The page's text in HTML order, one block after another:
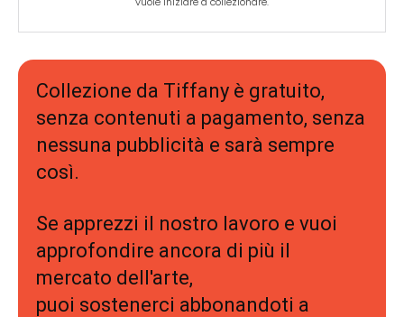
Collezione da Tiffany è gratuito,
senza contenuti a pagamento, senza
nessuna pubblicità e sarà sempre
così.
Se apprezzi il nostro lavoro e vuoi
approfondire ancora di più il
mercato dell'arte,
puoi sostenerci abbonandoti a